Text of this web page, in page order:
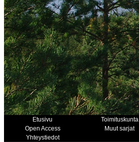
Etusivu
Toimituskunta
Open Access
Muut sarjat
Yhteystiedot